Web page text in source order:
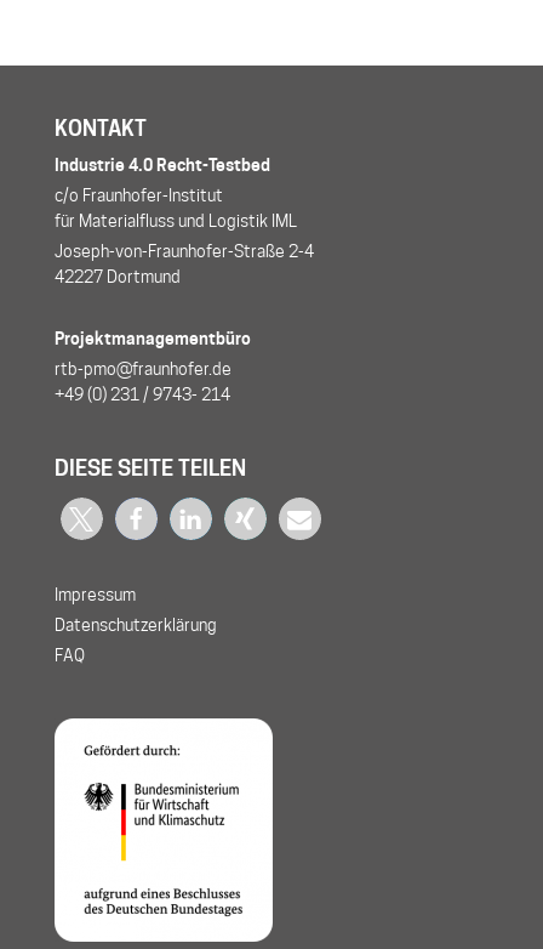
KONTAKT
Industrie 4.0 Recht-Testbed
c/o Fraunhofer-Institut
für Materialfluss und Logistik IML
Joseph-von-Fraunhofer-Straße 2-4
42227 Dortmund
Projektmanagementbüro
rtb-pmo@fraunhofer.de
+49 (0) 231 / 9743- 214
DIESE SEITE TEILEN
Impressum
Datenschutzerklärung
FAQ